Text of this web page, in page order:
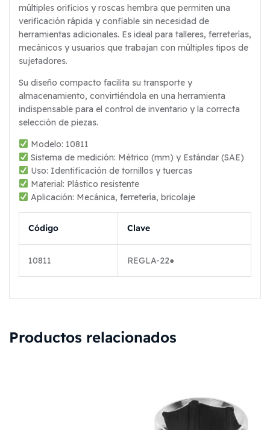
múltiples orificios y roscas hembra que permiten una
verificación rápida y confiable sin necesidad de
herramientas adicionales. Es ideal para talleres, ferreterías,
mecánicos y usuarios que trabajan con múltiples tipos de
sujetadores.
Su diseño compacto facilita su transporte y
almacenamiento, convirtiéndola en una herramienta
indispensable para el control de inventario y la correcta
selección de piezas.
Modelo: 10811
Sistema de medición: Métrico (mm) y Estándar (SAE)
Uso: Identificación de tornillos y tuercas
Material: Plástico resistente
Aplicación: Mecánica, ferretería, bricolaje
Código Clave
10811 REGLA-22●
Productos relacionados